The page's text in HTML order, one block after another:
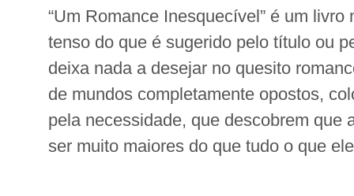
“Um Romance Inesquecível” é um
tenso do que é sugerido pelo título ou
deixa nada a desejar no quesito
de mundos completamente opostos,
pela necessidade, que descobrem que
ser muito maiores do que tudo o que